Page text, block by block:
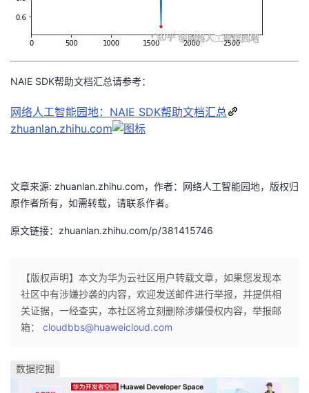
NAIE SDK帮助文档汇总请参考：
网络人工智能园地：NAIE SDK帮助文档汇总
zhuanlan.zhihu.com
文章来源: zhuanlan.zhihu.com，作者：网络人工智能园地，版权归
原作者所有，如需转载，请联系作者。
原文链接：zhuanlan.zhihu.com/p/381415746
【版权声明】本文为华为云社区用户转载文章，如果您发现本
社区中有涉嫌抄袭的内容，欢迎发送邮件进行举报，并提供相
关证据，一经查实，本社区将立刻删除涉嫌侵权内容，举报邮
箱： cloudbbs@huaweicloud.com
数据挖掘